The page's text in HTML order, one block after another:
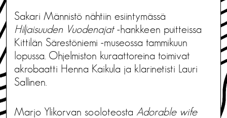
Sakari Männistö nähtiin esiintymässä
Hiljaisuuden Vuodenajat-hankkeen puitteissa
Kittilän Särestöniemi -museossa tammikuun
lopussa. Ohjelmiston kuraattoreina toimivat
akrobaatti Henna Kaikula ja klarinetisti Lauri
Sallinen.
Marjo Ylikorvan sooloteosta Adorable wife